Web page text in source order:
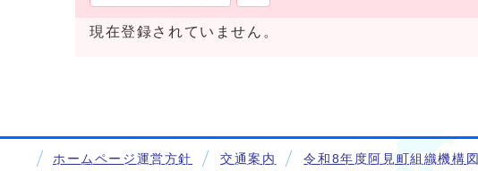
現在登録されていません。
ホームページ運営方針 交通案内 令和8年度阿見町組織機構図